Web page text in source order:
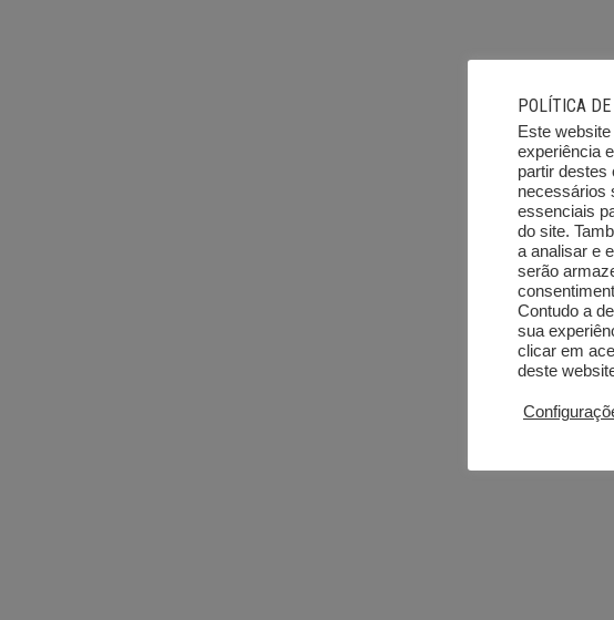
POLÍTICA
Este
experiência
partir destes
necessários
essenciais
do site.
a analisar e
serão
Contudo a
sua
clicar em
deste